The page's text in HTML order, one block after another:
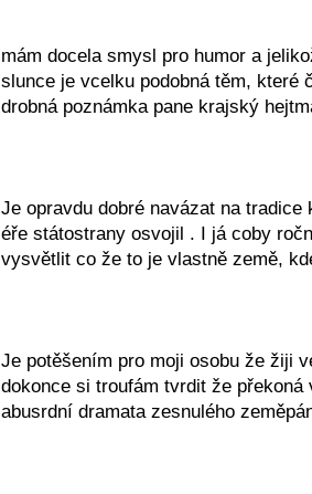
mám docela smysl pro humor a
slunce je vcelku podobná těm, které
drobná poznámka pane krajský
Je opravdu dobré navázat na
éře státostrany osvojil . I já coby
vysvětlit co že to je vlastně země,
Je potěšením pro moji osobu že žiji
dokonce si troufám tvrdit že
abusrdní dramata zesnulého